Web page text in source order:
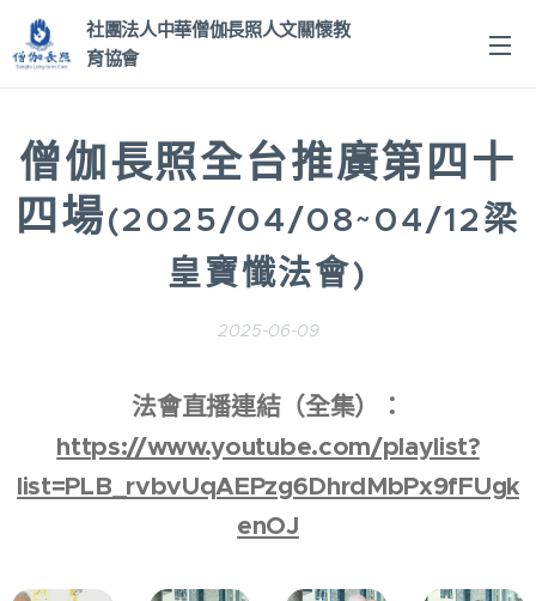
社團法人中華僧伽長照人文關懷教
育協會
僧伽長照全台推廣第四十
四場(2025/04/08~04/12梁
皇寶懺法會)
2025-06-09
法會直播連結（全集）：
https://www.youtube.com/playlist?
list=PLB_rvbvUqAEPzg6DhrdMbPx9fFUgk
enOJ